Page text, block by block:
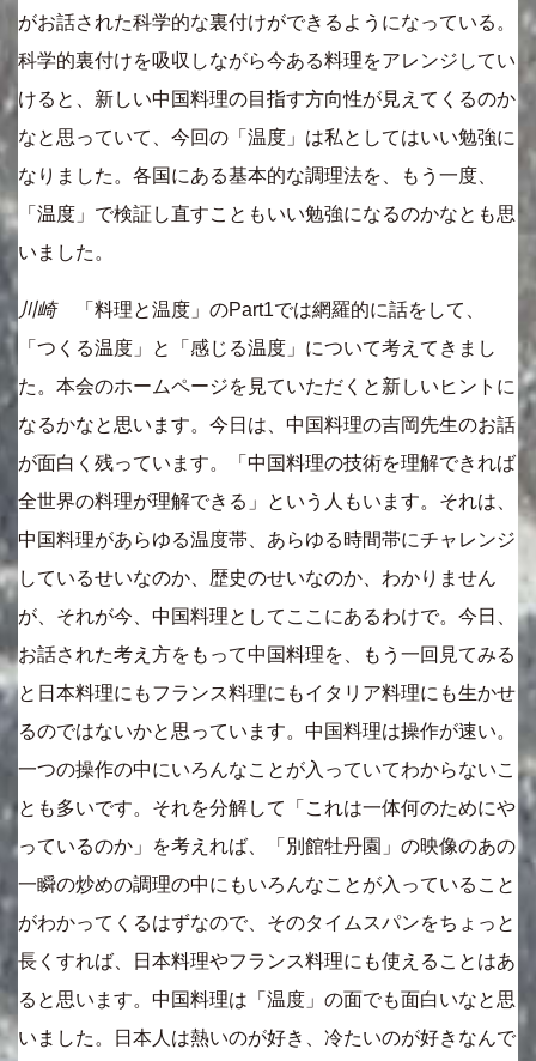
がお話された科学的な裏付けができるようになっている。
科学的裏付けを吸収しながら今ある料理をアレンジしてい
けると、新しい中国料理の目指す方向性が見えてくるのか
なと思っていて、今回の「温度」は私としてはいい勉強に
なりました。各国にある基本的な調理法を、もう一度、
「温度」で検証し直すこともいい勉強になるのかなとも思
いました。
川崎「料理と温度」のPart1では網羅的に話をして、
「つくる温度」と「感じる温度」について考えてきまし
た。本会のホームページを見ていただくと新しいヒントに
なるかなと思います。今日は、中国料理の吉岡先生のお話
が面白く残っています。「中国料理の技術を理解できれば
全世界の料理が理解できる」という人もいます。それは、
中国料理があらゆる温度帯、あらゆる時間帯にチャレンジ
しているせいなのか、歴史のせいなのか、わかりません
が、それが今、中国料理としてここにあるわけで。今日、
お話された考え方をもって中国料理を、もう一回見てみる
と日本料理にもフランス料理にもイタリア料理にも生かせ
るのではないかと思っています。中国料理は操作が速い。
一つの操作の中にいろんなことが入っていてわからないこ
とも多いです。それを分解して「これは一体何のためにや
っているのか」を考えれば、「別館牡丹園」の映像のあの
一瞬の炒めの調理の中にもいろんなことが入っていること
がわかってくるはずなので、そのタイムスパンをちょっと
長くすれば、日本料理やフランス料理にも使えることはあ
ると思います。中国料理は「温度」の面でも面白いなと思
いました。日本人は熱いのが好き、冷たいのが好きなんで